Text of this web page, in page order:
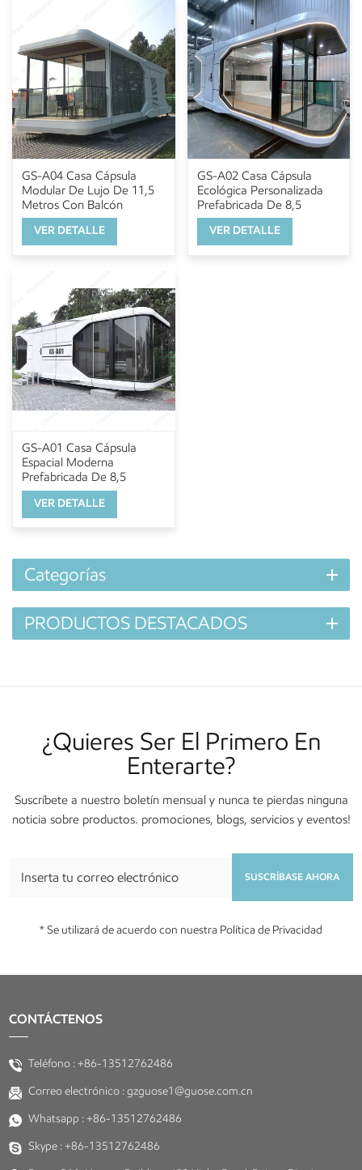
GS-A04 Casa Cápsula
Modular De Lujo De 11,5
Metros Con Balcón
VER DETALLE
GS-A02 Casa Cápsula
Ecológica Personalizada
Prefabricada De 8,5
Metros Con Balcón
VER DETALLE
GS-A01 Casa Cápsula
Espacial Moderna
Prefabricada De 8,5
Metros
VER DETALLE
Categorías
PRODUCTOS DESTACADOS
¿Quieres Ser El Primero En
Enterarte?
Suscríbete a nuestro boletín mensual y nunca te pierdas ninguna
noticia sobre productos. promociones, blogs, servicios y eventos!
SUSCRÍBASE AHORA
* Se utilizará de acuerdo con nuestra Política de Privacidad
CONTÁCTENOS
Teléfono :+86-13512762486
Correo electrónico :gzguose1@guose.com.cn
Whatsapp :+86-13512762486
Skype :+86-13512762486